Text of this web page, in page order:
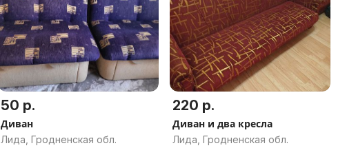
50 р.
Диван
Лида, Гродненская обл.
220 р.
Диван и два кресла
Лида, Гродненская обл.